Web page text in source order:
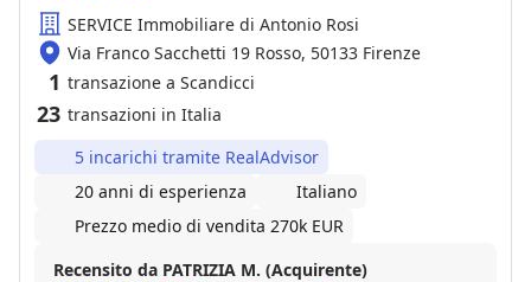
SERVICE Immobiliare di Antonio Rosi
Via Franco Sacchetti 19 Rosso, 50133 Firenze
1 transazione a Scandicci
23 transazioni in Italia
5 incarichi tramite RealAdvisor
20 anni di esperienza
Italiano
Prezzo medio di vendita 270k EUR
Recensito da PATRIZIA M. (Acquirente)